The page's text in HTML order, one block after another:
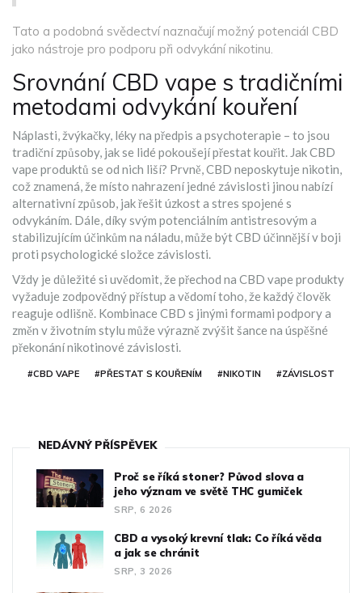
Tato a podobná svědectví naznačují možný potenciál CBD
jako nástroje pro podporu při odvykání nikotinu.
Srovnání CBD vape s tradičními
metodami odvykání kouření
Náplasti, žvýkačky, léky na předpis a psychoterapie – to jsou
tradiční způsoby, jak se lidé pokoušejí přestat kouřit. Jak CBD
vape produktů se od nich liší? Prvně, CBD neposkytuje nikotin,
což znamená, že místo nahrazení jedné závislosti jinou nabízí
alternativní způsob, jak řešit úzkost a stres spojené s
odvykáním. Dále, díky svým potenciálním antistresovým a
stabilizujícím účinkům na náladu, může být CBD účinnější v boji
proti psychologické složce závislosti.
Vždy je důležité si uvědomit, že přechod na CBD vape produkty
vyžaduje zodpovědný přístup a vědomí toho, že každý člověk
reaguje odlišně. Kombinace CBD s jinými formami podpory a
změn v životním stylu může výrazně zvýšit šance na úspěšné
překonání nikotinové závislosti.
#CBD VAPE #PŘESTAT S KOUŘENÍM #NIKOTIN #ZÁVISLOST
NEDÁVNÝ PŘÍSPĚVEK
Proč se říká stoner? Původ slova a
jeho význam ve světě THC gumiček
SRP, 6 2026
CBD a vysoký krevní tlak: Co říká věda
a jak se chránit
SRP, 3 2026